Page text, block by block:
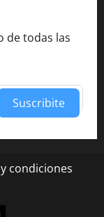
de todas las
Suscribite
condiciones